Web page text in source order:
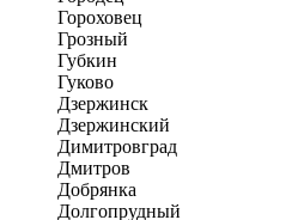
Гороховец
Грозный
Губкин
Гуково
Дзержинск
Дзержинский
Димитровград
Дмитров
Добрянка
Долгопрудный